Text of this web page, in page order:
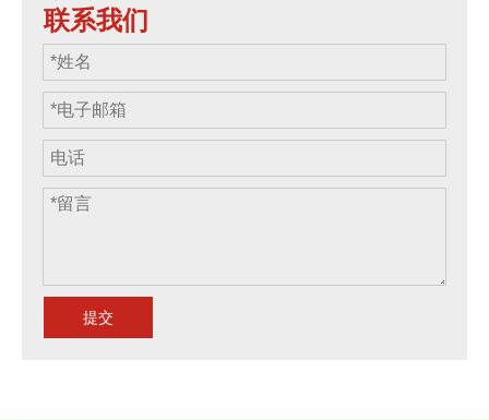
联系我们
提交